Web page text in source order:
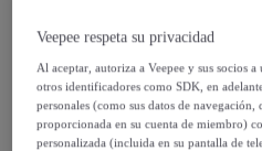
-44%
Vendido porPENELOPE S.R.L.
Veepee respeta su privacidad
Al aceptar, autoriza a Veepee y sus socios
otros identificadores como SDK, en
personales (como sus datos de
proporcionada en su cuenta de miembro)
personalizada (incluida en su pantalla de